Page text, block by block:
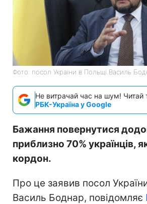
Фото: посол України в Польщі Василь
Не витрачай час на шум! Читай
РБК-Україна у Google
Бажання повернутися
приблизно 70% українців,
кордон.
Про це заявив посол
Василь Боднар, повідомляє